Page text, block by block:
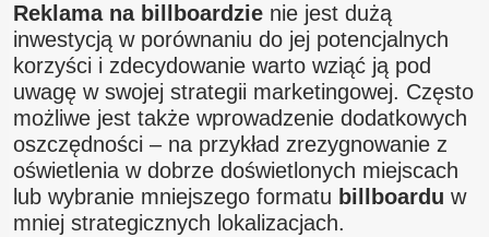
Reklama na billboardzie nie jest dużą
inwestycją w porównaniu do jej potencjalnych
korzyści i zdecydowanie warto wziąć ją pod
uwagę w swojej strategii marketingowej. Często
możliwe jest także wprowadzenie dodatkowych
oszczędności – na przykład zrezygnowanie z
oświetlenia w dobrze doświetlonych miejscach
lub wybranie mniejszego formatu billboardu w
mniej strategicznych lokalizacjach.